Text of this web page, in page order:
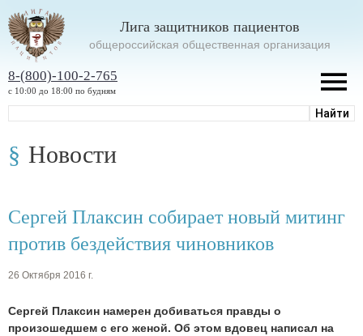
Лига защитников пациентов
oбщероссийская общественная организация
8-(800)-100-2-765
с 10:00 до 18:00 по будням
Новости
Сергей Плаксин собирает новый митинг
против бездействия чиновников
26 Октября 2016 г.
Сергей Плаксин намерен добиваться правды о
произошедшем с его женой. Об этом вдовец написал на